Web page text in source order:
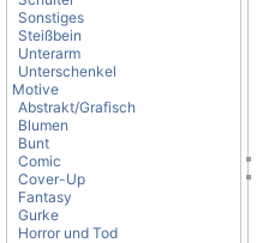
Sonstiges
Steißbein
Unterarm
Unterschenkel
Motive
Abstrakt/Grafisch
Blumen
Bunt
Comic
Cover-Up
Fantasy
Gurke
Horror und Tod